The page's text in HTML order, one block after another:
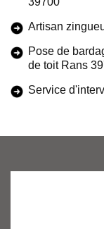
Artisan
Pose de
de toit Rans
Service